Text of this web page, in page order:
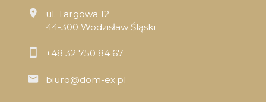
ul. Targowa 12
44-300 Wodzisław Śląski
+48 32 750 84 67
biuro@dom-ex.pl